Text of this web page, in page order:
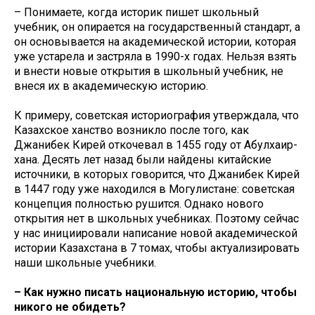
– Понимаете, когда историк пишет школьный
учебник, он опирается на государственный стандарт, а
он основывается на академической истории, которая
уже устарела и застряла в 1990-х годах. Нельзя взять
и внести новые открытия в школьный учебник, не
внеся их в академическую историю.
К примеру, советская историография утверждала, что
Казахское ханство возникло после того, как
Джанибек Кирей откочевал в 1455 году от Абулхаир-
хана. Десять лет назад были найдены китайские
источники, в которых говорится, что Джанибек Кирей
в 1447 году уже находился в Могулистане: советская
концепция полностью рушится. Однако нового
открытия нет в школьных учебниках. Поэтому сейчас
у нас инициировали написание новой академической
истории Казахстана в 7 томах, чтобы актуализировать
наши школьные учебники.
– Как нужно писать национальную историю, чтобы
никого не обидеть?